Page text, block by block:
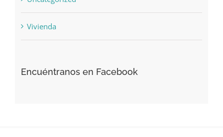
Vivienda
Encuéntranos en Facebook